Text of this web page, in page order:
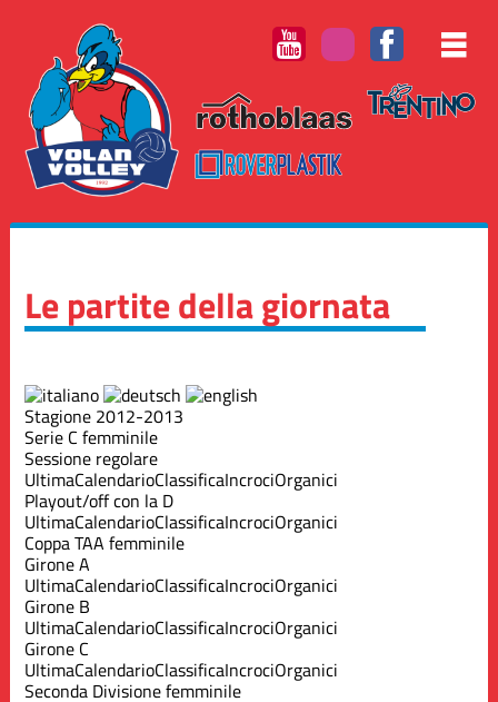
Le partite della giornata
Stagione 2012-2013
Serie C femminile
Sessione regolare
UltimaCalendarioClassificaIncrociOrganici
Playout/off con la D
UltimaCalendarioClassificaIncrociOrganici
Coppa TAA femminile
Girone A
UltimaCalendarioClassificaIncrociOrganici
Girone B
UltimaCalendarioClassificaIncrociOrganici
Girone C
UltimaCalendarioClassificaIncrociOrganici
Seconda Divisione femminile